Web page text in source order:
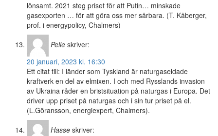
lönsamt. 2021 steg priset för att Putin… minskade
gasexporten … för att göra oss mer sårbara. (T. Kåberger,
prof. i energypolicy, Chalmers)
Pelle skriver:
20 januari, 2023 kl. 16:30
Ett citat till: I länder som Tyskland är naturgaseldade
kraftverk en del av elmixen. I och med Rysslands invasion
av Ukraina råder en bristsituation på naturgas i Europa. Det
driver upp priset på naturgas och i sin tur priset på el.
(L.Göransson, energiexpert, Chalmers).
Hasse skriver: